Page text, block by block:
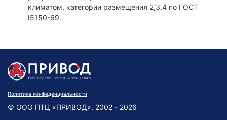
климатом, категории размещения 2,3,4 по ГОСТ
I5150-69.
Политика конфеденциальности
© ООО ПТЦ «ПРИВОД», 2002 - 2026